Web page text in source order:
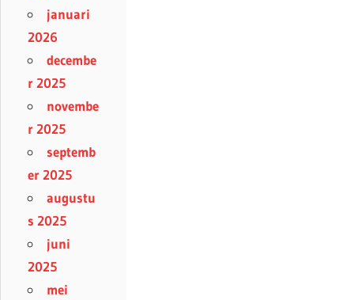
januari
2026
decembe
r 2025
novembe
r 2025
septemb
er 2025
augustu
s 2025
juni
2025
mei